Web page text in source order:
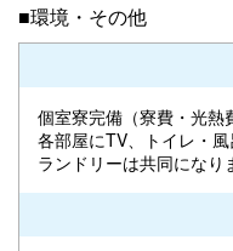
■環境・その他
個室寮完備（寮費・光熱
各部屋にTV、トイレ・風
ランドリーは共同になり